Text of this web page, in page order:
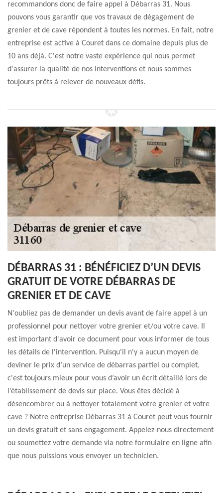
recommandons donc de faire appel à Débarras 31. Nous
pouvons vous garantir que vos travaux de dégagement de
grenier et de cave répondent à toutes les normes. En fait, notre
entreprise est active à Couret dans ce domaine depuis plus de
10 ans déjà. C'est notre vaste expérience qui nous permet
d'assurer la qualité de nos interventions et nous sommes
toujours prêts à relever de nouveaux défis.
DÉBARRAS 31 : BÉNÉFICIEZ D’UN DEVIS
GRATUIT DE VOTRE DÉBARRAS DE
GRENIER ET DE CAVE
N'oubliez pas de demander un devis avant de faire appel à un
professionnel pour nettoyer votre grenier et/ou votre cave. Il
est important d'avoir ce document pour vous informer de tous
les détails de l'intervention. Puisqu'il n'y a aucun moyen de
deviner le prix d’un service de débarras partiel ou complet,
c'est toujours mieux pour vous d’avoir un écrit détaillé lors de
l’établissement de devis sur place. Vous êtes décidé à
désencombrer ou à nettoyer totalement votre grenier et votre
cave ? Notre entreprise Débarras 31 à Couret peut vous fournir
un devis gratuit et sans engagement. Appelez-nous directement
ou soumettez votre demande via notre formulaire en ligne afin
que nous puissions vous envoyer un technicien.